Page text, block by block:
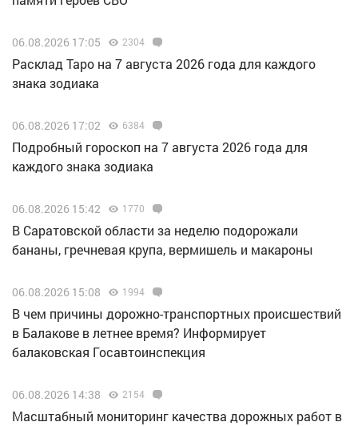
06.08.2026 17:05 2304
Расклад Таро на 7 августа 2026 года для каждого
знака зодиака
06.08.2026 17:02 6384
Подробный гороскоп на 7 августа 2026 года для
каждого знака зодиака
06.08.2026 15:42 1770
В Саратовской области за неделю подорожали
бананы, гречневая крупа, вермишель и макароны
06.08.2026 15:08 1994
В чем причины дорожно-транспортных происшествий
в Балакове в летнее время? Информирует
балаковская Госавтоинспекция
06.08.2026 14:38 2154
Масштабный мониторинг качества дорожных работ в